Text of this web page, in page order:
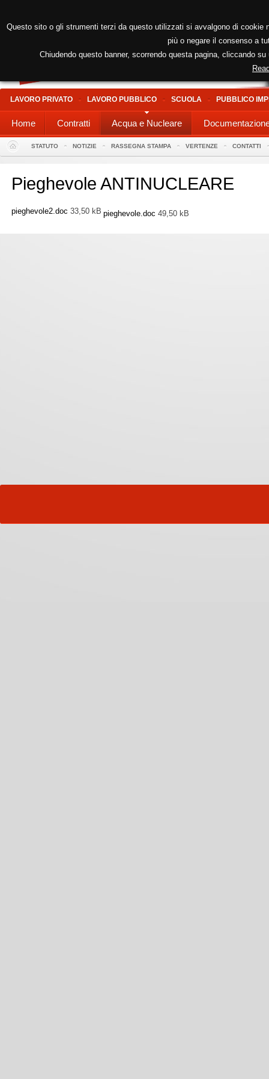
LAVORO PRIVATO LAVORO PUBBLICO SCUOLA PUBBLICO
Home Contratti Acqua e Nucleare
STATUTO NOTIZIE RASSEGNA STAMPA VERTENZE CONTATTI
Pieghevole ANTINUCLEARE
pieghevole2.doc 33,50 kB pieghevole.doc 49,50 kB
Questo sito o gli strumenti terzi da questo utilizzati si avvalgono di
più o negare il consenso a
Chiudendo questo banner, scorrendo questa pagina, cliccando